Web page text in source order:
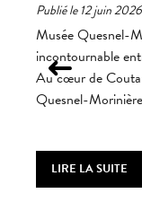
Publié le 12 juin 2026
Musée Quesnel-
incontournable
Au cœur de
Quesnel-
LIRE LA SUITE